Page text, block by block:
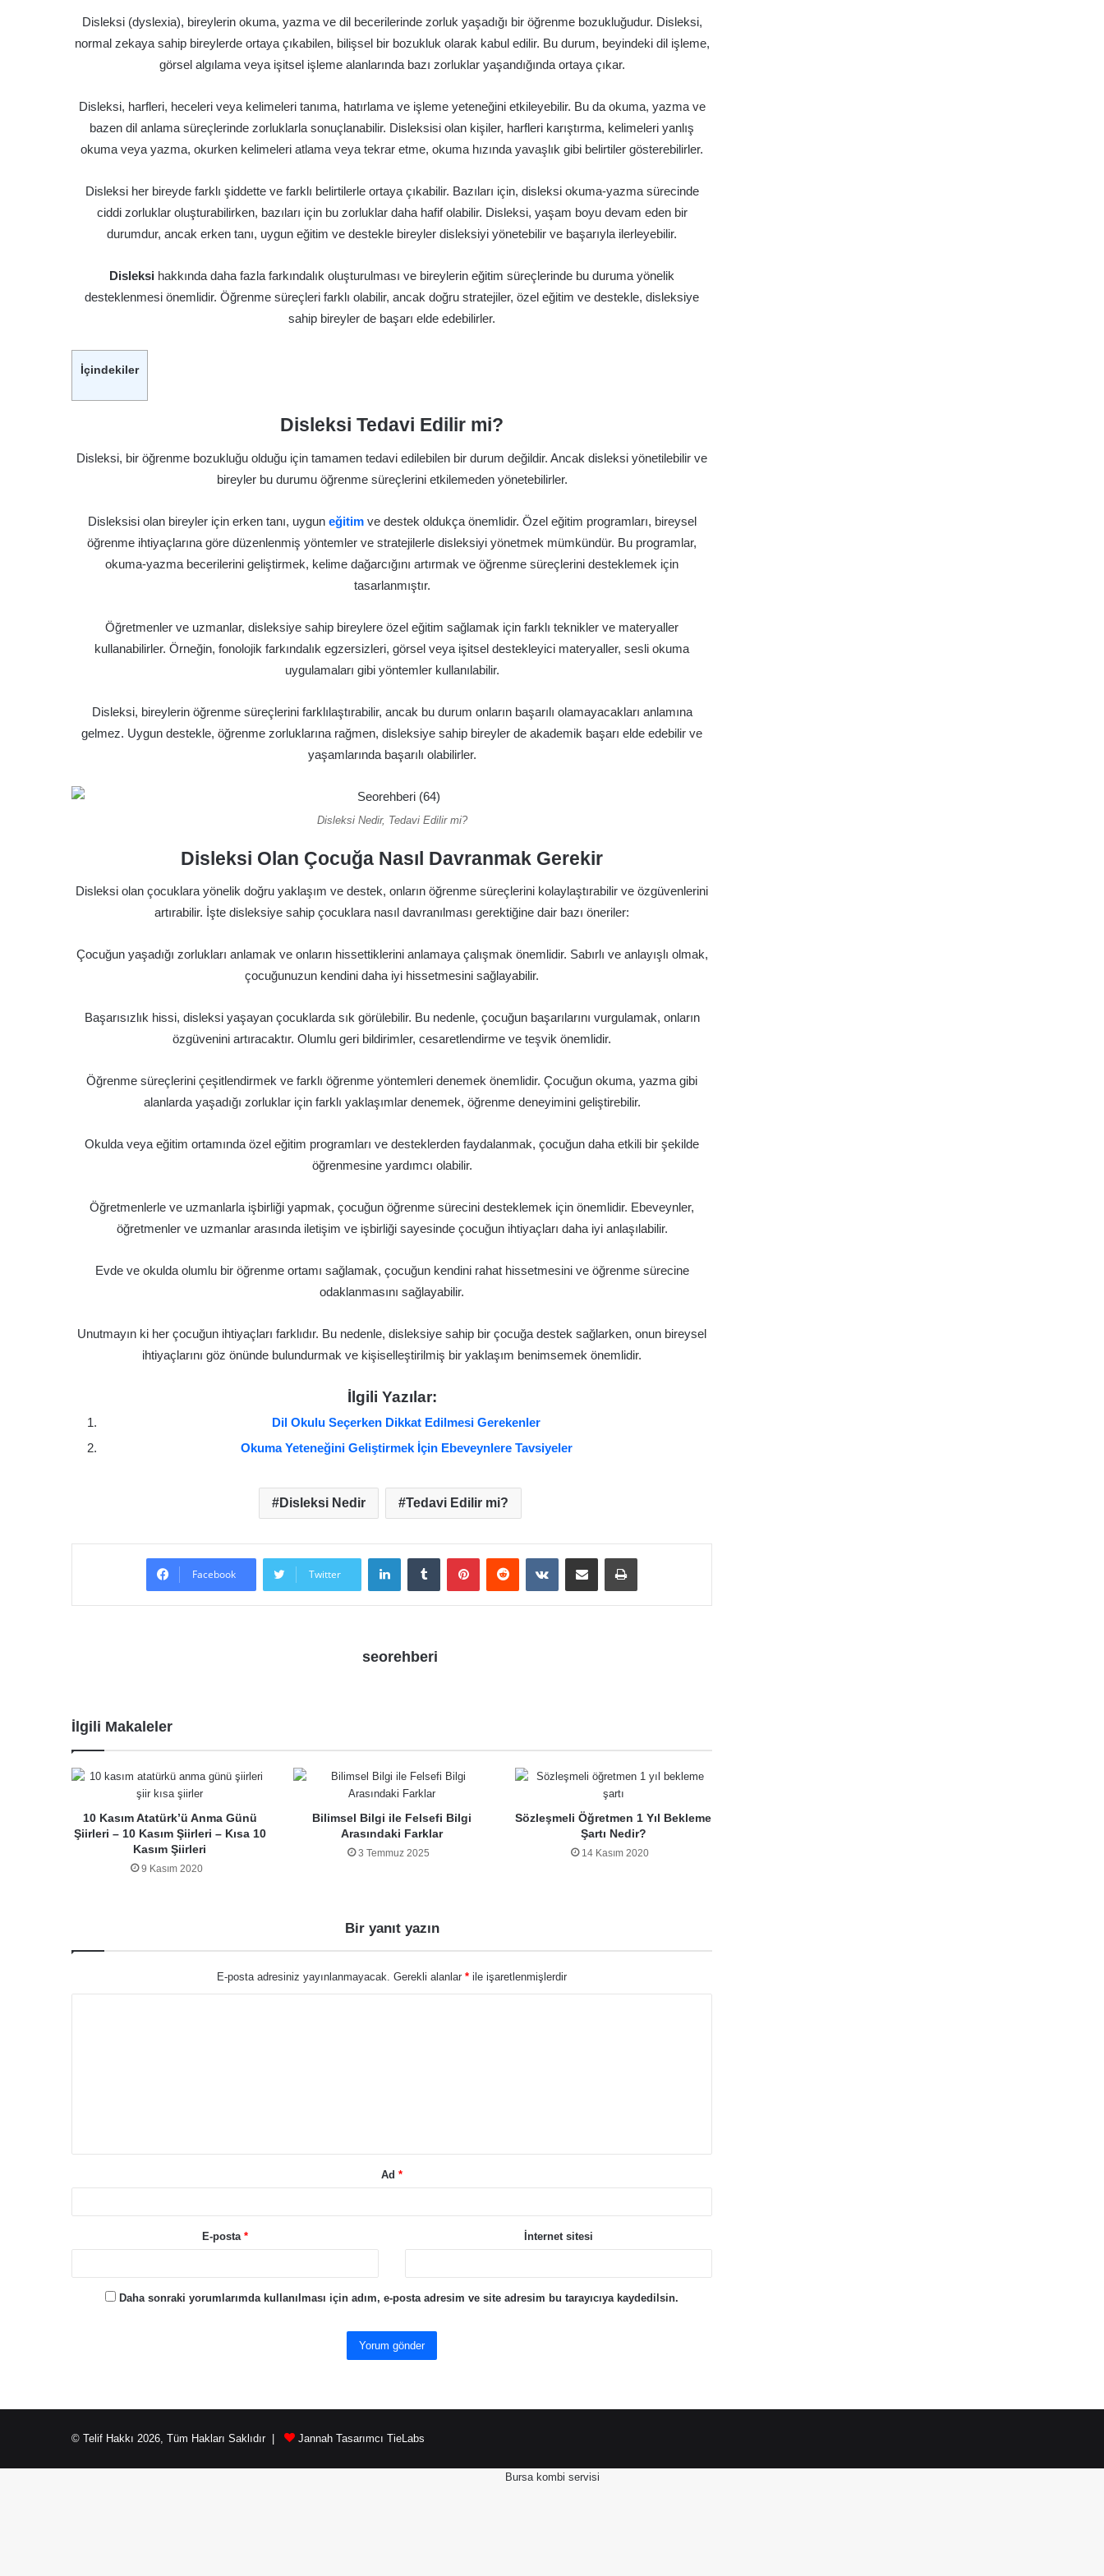
Disleksi (dyslexia), bireylerin okuma, yazma ve dil becerilerinde zorluk yaşadığı bir öğrenme bozukluğudur. Disleksi,
normal zekaya sahip bireylerde ortaya çıkabilen, bilişsel bir bozukluk olarak kabul edilir. Bu durum, beyindeki dil işleme,
görsel algılama veya işitsel işleme alanlarında bazı zorluklar yaşandığında ortaya çıkar.
Disleksi, harfleri, heceleri veya kelimeleri tanıma, hatırlama ve işleme yeteneğini etkileyebilir. Bu da okuma, yazma ve
bazen dil anlama süreçlerinde zorluklarla sonuçlanabilir. Disleksisi olan kişiler, harfleri karıştırma, kelimeleri yanlış
okuma veya yazma, okurken kelimeleri atlama veya tekrar etme, okuma hızında yavaşlık gibi belirtiler gösterebilirler.
Disleksi her bireyde farklı şiddette ve farklı belirtilerle ortaya çıkabilir. Bazıları için, disleksi okuma-yazma sürecinde
ciddi zorluklar oluşturabilirken, bazıları için bu zorluklar daha hafif olabilir. Disleksi, yaşam boyu devam eden bir
durumdur, ancak erken tanı, uygun eğitim ve destekle bireyler disleksiyi yönetebilir ve başarıyla ilerleyebilir.
Disleksi hakkında daha fazla farkındalık oluşturulması ve bireylerin eğitim süreçlerinde bu duruma yönelik
desteklenmesi önemlidir. Öğrenme süreçleri farklı olabilir, ancak doğru stratejiler, özel eğitim ve destekle, disleksiye
sahip bireyler de başarı elde edebilirler.
İçindekiler
Disleksi Tedavi Edilir mi?
Disleksi, bir öğrenme bozukluğu olduğu için tamamen tedavi edilebilen bir durum değildir. Ancak disleksi yönetilebilir ve
bireyler bu durumu öğrenme süreçlerini etkilemeden yönetebilirler.
Disleksisi olan bireyler için erken tanı, uygun eğitimve destek oldukça önemlidir. Özel eğitim programları, bireysel
öğrenme ihtiyaçlarına göre düzenlenmiş yöntemler ve stratejilerle disleksiyi yönetmek mümkündür. Bu programlar,
okuma-yazma becerilerini geliştirmek, kelime dağarcığını artırmak ve öğrenme süreçlerini desteklemek için
tasarlanmıştır.
Öğretmenler ve uzmanlar, disleksiye sahip bireylere özel eğitim sağlamak için farklı teknikler ve materyaller
kullanabilirler. Örneğin, fonolojik farkındalık egzersizleri, görsel veya işitsel destekleyici materyaller, sesli okuma
uygulamaları gibi yöntemler kullanılabilir.
Disleksi, bireylerin öğrenme süreçlerini farklılaştırabilir, ancak bu durum onların başarılı olamayacakları anlamına
gelmez. Uygun destekle, öğrenme zorluklarına rağmen, disleksiye sahip bireyler de akademik başarı elde edebilir ve
yaşamlarında başarılı olabilirler.
Disleksi Nedir, Tedavi Edilir mi?
Disleksi Olan Çocuğa Nasıl Davranmak Gerekir
Disleksi olan çocuklara yönelik doğru yaklaşım ve destek, onların öğrenme süreçlerini kolaylaştırabilir ve özgüvenlerini
artırabilir. İşte disleksiye sahip çocuklara nasıl davranılması gerektiğine dair bazı öneriler:
Çocuğun yaşadığı zorlukları anlamak ve onların hissettiklerini anlamaya çalışmak önemlidir. Sabırlı ve anlayışlı olmak,
çocuğunuzun kendini daha iyi hissetmesini sağlayabilir.
Başarısızlık hissi, disleksi yaşayan çocuklarda sık görülebilir. Bu nedenle, çocuğun başarılarını vurgulamak, onların
özgüvenini artıracaktır. Olumlu geri bildirimler, cesaretlendirme ve teşvik önemlidir.
Öğrenme süreçlerini çeşitlendirmek ve farklı öğrenme yöntemleri denemek önemlidir. Çocuğun okuma, yazma gibi
alanlarda yaşadığı zorluklar için farklı yaklaşımlar denemek, öğrenme deneyimini geliştirebilir.
Okulda veya eğitim ortamında özel eğitim programları ve desteklerden faydalanmak, çocuğun daha etkili bir şekilde
öğrenmesine yardımcı olabilir.
Öğretmenlerle ve uzmanlarla işbirliği yapmak, çocuğun öğrenme sürecini desteklemek için önemlidir. Ebeveynler,
öğretmenler ve uzmanlar arasında iletişim ve işbirliği sayesinde çocuğun ihtiyaçları daha iyi anlaşılabilir.
Evde ve okulda olumlu bir öğrenme ortamı sağlamak, çocuğun kendini rahat hissetmesini ve öğrenme sürecine
odaklanmasını sağlayabilir.
Unutmayın ki her çocuğun ihtiyaçları farklıdır. Bu nedenle, disleksiye sahip bir çocuğa destek sağlarken, onun bireysel
ihtiyaçlarını göz önünde bulundurmak ve kişiselleştirilmiş bir yaklaşım benimsemek önemlidir.
İlgili Yazılar:
Dil Okulu Seçerken Dikkat Edilmesi Gerekenler
Okuma Yeteneğini Geliştirmek İçin Ebeveynlere Tavsiyeler
Disleksi Nedir Tedavi Edilir mi?
Facebook Twitter
LinkedInTumblr PinterestReddit VKontakteE-Posta ile paylaş Yazdır
seorehberi
İlgili Makaleler
10 Kasım Atatürk’ü Anma Günü
Şiirleri – 10 Kasım Şiirleri – Kısa 10
Kasım Şiirleri
9 Kasım 2020
Bilimsel Bilgi ile Felsefi Bilgi
Arasındaki Farklar
3 Temmuz 2025
Sözleşmeli Öğretmen 1 Yıl Bekleme
Şartı Nedir?
14 Kasım 2020
Bir yanıt yazın
E-posta adresiniz yayınlanmayacak. Gerekli alanlar * ile işaretlenmişlerdir
Ad *
E-posta* İnternet sitesi
Daha sonraki yorumlarımda kullanılması için adım, e-posta adresim ve site adresim bu tarayıcıya kaydedilsin.
© Telif Hakkı 2026, Tüm Hakları Saklıdır | Jannah Tasarımcı TieLabs
Bursa kombi servisi